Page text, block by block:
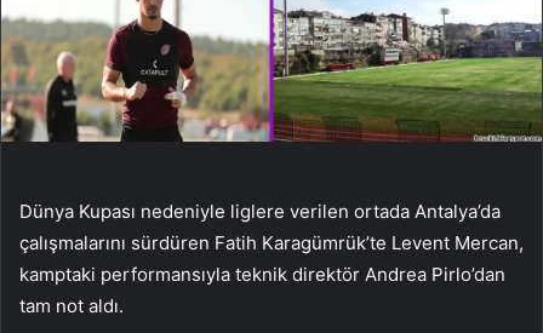
Dünya Kupası nedeniyle liglere verilen ortada Antalya’da
çalışmalarını sürdüren Fatih Karagümrük’te Levent Mercan,
kamptaki performansıyla teknik direktör Andrea Pirlo’dan
tam not aldı.